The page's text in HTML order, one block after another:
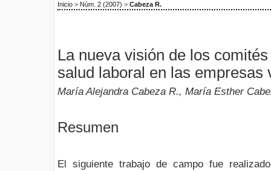
Inicio > Núm. 2 (2007) > Cabeza R.
La nueva visión de los
salud laboral en las empresas
María Alejandra Cabeza R., María Esther
Resumen
El siguiente trabajo de campo fue